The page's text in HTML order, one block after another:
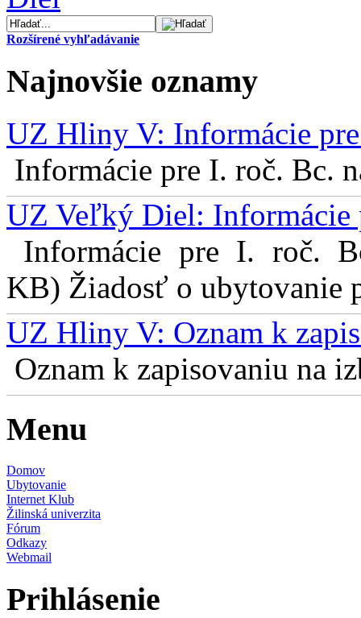
Rozšírené vyhľadávanie
Najnovšie oznamy
UZ Hliny V: Informácie
Informácie pre I. roč. Bc.
UZ Veľký Diel: Informácie
Informácie pre I. roč.
KB) Žiadosť o ubytovanie
UZ Hliny V: Oznam k
Oznam k zapisovaniu na
Menu
Domov
Ubytovanie
Internet Klub
Žilinská univerzita
Fórum
Odkazy
Webmail
Prihlásenie